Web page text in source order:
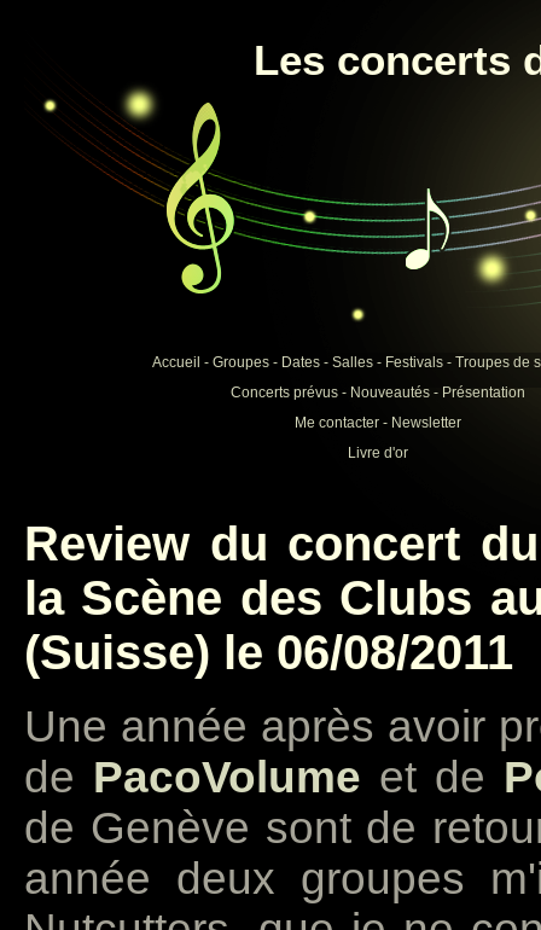
Les concerts
Accueil - Groupes - Dates - Salles - Festivals - Troupes de
Concerts prévus - Nouveautés - Présentation
Me contacter - Newsletter
Livre d'or
Review du concert
la Scène des Clubs
(Suisse) le 06/08/2011
Une année après avoir
de PacoVolume et de
de Genève sont de
année deux groupes